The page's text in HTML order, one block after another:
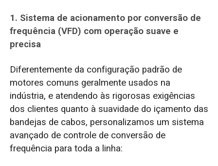
1. Sistema de acionamento por conversão de
frequência (VFD) com operação suave e
precisa
Diferentemente da configuração padrão de
motores comuns geralmente usados na
indústria, e atendendo às rigorosas exigências
dos clientes quanto à suavidade do içamento das
bandejas de cabos, personalizamos um sistema
avançado de controle de conversão de
frequência para toda a linha: